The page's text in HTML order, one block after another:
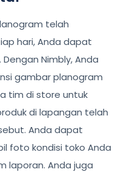
telah
hari, Anda dapat
. Dengan Nimbly, Anda
gambar planogram
tim di store untuk
di lapangan telah
Anda dapat
foto kondisi toko Anda
laporan. Anda juga